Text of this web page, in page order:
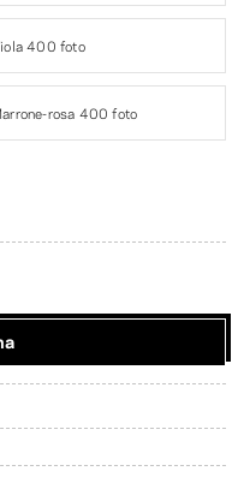
400 foto
rosa 400 foto